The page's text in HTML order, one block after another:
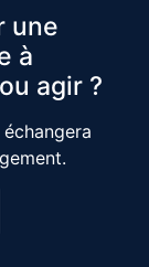
une
à
agir ?